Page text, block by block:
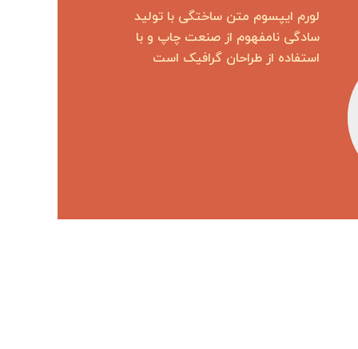
لورم ایپسوم متن ساختگی با تولید
سادگی نامفهوم از صنعت چاپ و با
استفاده از طراحان گرافیک است